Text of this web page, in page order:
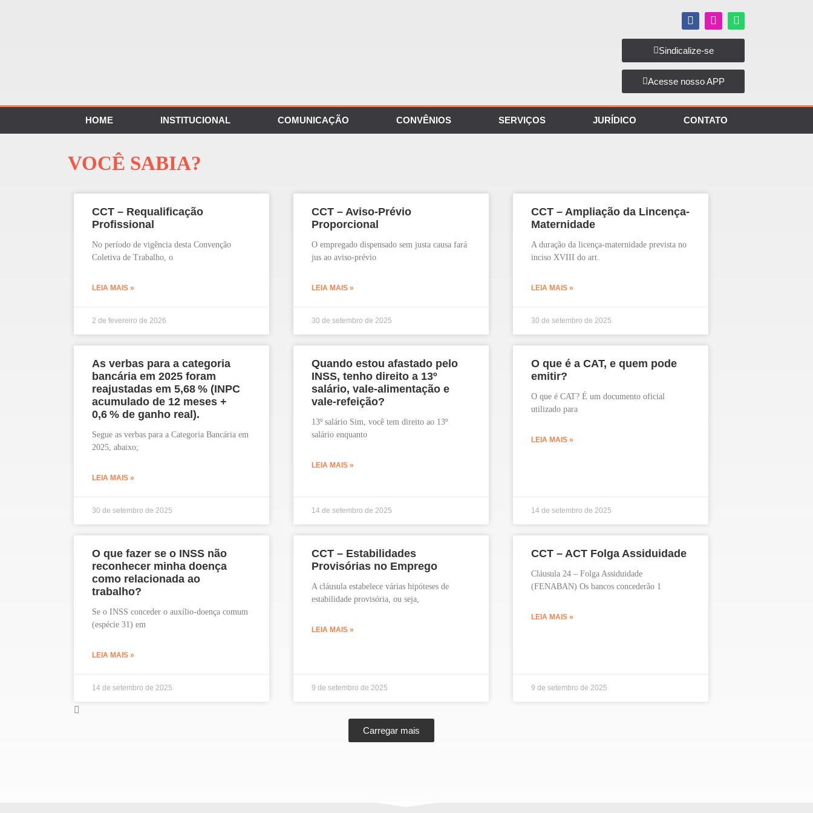
Sindicalize-se
Acesse nosso APP
HOME INSTITUCIONAL COMUNICAÇÃO CONVÊNIOS SERVIÇOS JURÍDICO CONTATO
VOCÊ SABIA?
CCT – Requalificação
Profissional
No período de vigência desta Convenção
Coletiva de Trabalho, o
LEIA MAIS »
2 de fevereiro de 2026
CCT – Aviso-Prévio
Proporcional
O empregado dispensado sem justa causa fará
jus ao aviso-prévio
LEIA MAIS »
30 de setembro de 2025
CCT – Ampliação da Lincença-
Maternidade
A duração da licença-maternidade prevista no
inciso XVIII do art.
LEIA MAIS »
30 de setembro de 2025
As verbas para a categoria
bancária em 2025 foram
reajustadas em 5,68 % (INPC
acumulado de 12 meses +
0,6 % de ganho real).
Segue as verbas para a Categoria Bancária em
2025, abaixo;
LEIA MAIS »
30 de setembro de 2025
Quando estou afastado pelo
INSS, tenho direito a 13º
salário, vale-alimentação e
vale-refeição?
13º salário Sim, você tem direito ao 13º
salário enquanto
LEIA MAIS »
14 de setembro de 2025
O que é a CAT, e quem pode
emitir?
O que é CAT? É um documento oficial
utilizado para
LEIA MAIS »
14 de setembro de 2025
O que fazer se o INSS não
reconhecer minha doença
como relacionada ao
trabalho?
Se o INSS conceder o auxílio-doença comum
(espécie 31) em
LEIA MAIS »
14 de setembro de 2025
CCT – Estabilidades
Provisórias no Emprego
A cláusula estabelece várias hipóteses de
estabilidade provisória, ou seja,
LEIA MAIS »
9 de setembro de 2025
CCT – ACT Folga Assiduidade
Cláusula 24 – Folga Assiduidade
(FENABAN) Os bancos concederão 1
LEIA MAIS »
9 de setembro de 2025
Carregar mais